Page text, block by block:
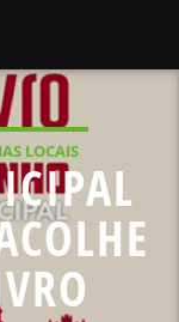
LOCAIS